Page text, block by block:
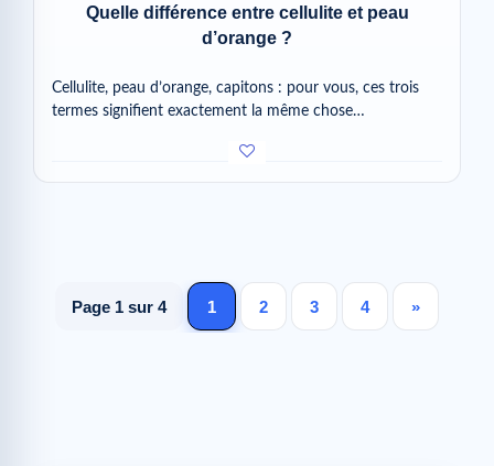
Quelle différence entre cellulite et peau
d’orange ?
Cellulite, peau d’orange, capitons : pour vous, ces trois
termes signifient exactement la même chose…
Page 1 sur 4 1 2 3 4 »